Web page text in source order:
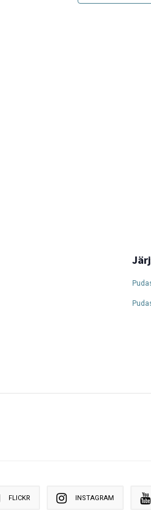
FLICKR INSTAGRAM